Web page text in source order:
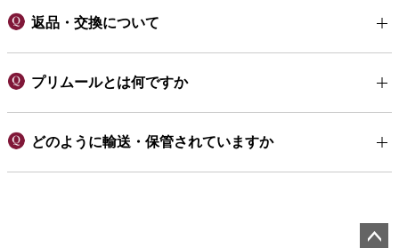
返品・交換について
プリムールとは何ですか
どのように輸送・保管されていますか